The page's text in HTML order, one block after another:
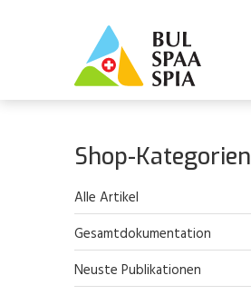
Shop-Kategorien
Alle Artikel
Gesamtdokumentation
Neuste Publikationen